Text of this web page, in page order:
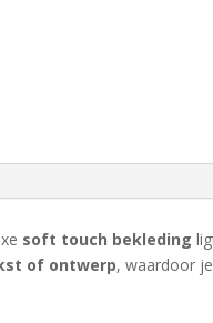
soft touch bekleding
of ontwerp, waardoor